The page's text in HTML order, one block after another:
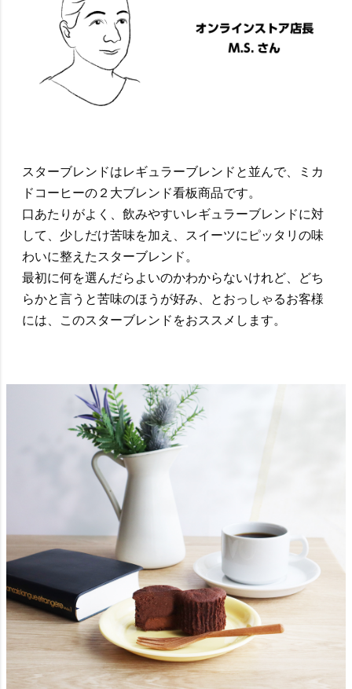
スターブレンドはレギュラーブレンドと並んで、ミカ
ドコーヒーの２大ブレンド看板商品です。
口あたりがよく、飲みやすいレギュラーブレンドに対
して、少しだけ苦味を加え、スイーツにピッタリの味
わいに整えたスターブレンド。
最初に何を選んだらよいのかわからないけれど、どち
らかと言うと苦味のほうが好み、とおっしゃるお客様
には、このスターブレンドをおススメします。